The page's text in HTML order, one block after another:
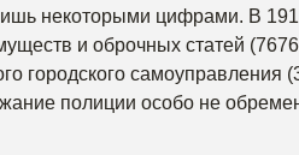
некоторыми цифрами. В
и оброчных статей
городского
полиции особо не